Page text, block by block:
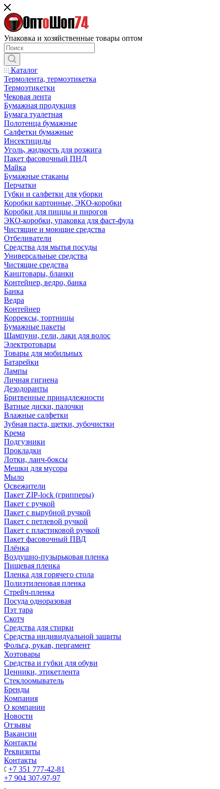
Упаковка и хозяйственные товары оптом
Каталог
Термолента, термоэтикетка
Термоэтикетки
Чековая лента
Бумажная продукция
Бумага туалетная
Полотенца бумажные
Салфетки бумажные
Инсектициды
Уголь, жидкость для розжига
Пакет фасовочный ПНД
Майка
Бумажные стаканы
Перчатки
Губки и салфетки для уборки
Коробки картонные, ЭКО-коробки
Коробки для пиццы и пирогов
ЭКО-коробки, упаковка для фаст-фуда
Чистящие и моющие средства
Отбеливатели
Средства для мытья посуды
Универсальные средства
Чистящие средства
Канцтовары, бланки
Контейнер, ведро, банка
Банка
Ведра
Контейнер
Коррексы, тортницы
Бумажные пакеты
Шампуни, гели, лаки для волос
Электротовары
Товары для мобильных
Батарейки
Лампы
Личная гигиена
Дезодоранты
Бритвенные принадлежности
Ватные диски, палочки
Влажные салфетки
Зубная паста, щетки, зубочистки
Крема
Подгузники
Прокладки
Лотки, ланч-боксы
Мешки для мусора
Мыло
Освежители
Пакет ZIP-lock (грипперы)
Пакет с ручкой
Пакет с вырубной ручкой
Пакет с петлевой ручкой
Пакет с пластиковой ручкой
Пакет фасовочный ПВД
Плёнка
Воздушно-пузырьковая пленка
Пищевая пленка
Пленка для горячего стола
Полиэтиленовая пленка
Стрейч-пленка
Посуда одноразовая
Пэт тара
Скотч
Средства для стирки
Средства индивидуальной защиты
Фольга, рукав, пергамент
Хозтовары
Средства и губки для обуви
Ценники, этикетлента
Стеклоомыватель
Бренды
Компания
О компании
Новости
Отзывы
Вакансии
Контакты
Реквизиты
Контакты
+7 351 777-42-81
+7 904 307-97-97